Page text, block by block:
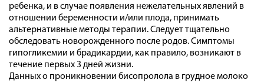
ребенка, и в случае появления нежелательных явлений в
отношении беременности и/или плода, принимать
альтернативные методы терапии. Следует тщательно
обследовать новорожденного после родов. Симптомы
гипогликемии и брадикардии, как правило, возникают в
течение первых 3 дней жизни.
Данных о проникновении бисопролола в грудное молоко